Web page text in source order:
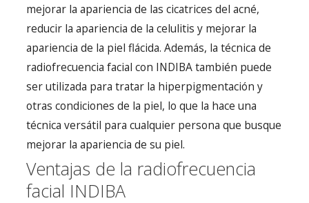
mejorar la apariencia de las cicatrices del acné,
reducir la apariencia de la celulitis y mejorar la
apariencia de la piel flácida. Además, la técnica de
radiofrecuencia facial con INDIBA también puede
ser utilizada para tratar la hiperpigmentación y
otras condiciones de la piel, lo que la hace una
técnica versátil para cualquier persona que busque
mejorar la apariencia de su piel.
Ventajas de la radiofrecuencia
facial INDIBA